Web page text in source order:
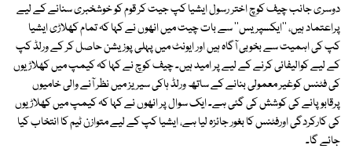
دوسری جانب چیف کوچ اختر رسول ایشیا کپ جیت کر قوم کو خوشخبری سنانے کے لیے
پراعتماد ہیں، ''ایکسپریس'' سے بات چیت میں انھوں نے کہا کہ تمام کھلاڑی ایشیا
کپ کی اہمیت سے بخوبی آگاہ ہیں اور ایونٹ میں پہلی پوزیشن حاصل کر کے ورلڈ کپ
کے لیے کوالیفائی کرنے کے لیے پر امید ہیں۔ چیف کوچ نے کہا کہ کیمپ میں کھلاڑیوں
کی فٹنس کوغیر معمولی بنانے کے ساتھ ورلڈ ہاکی سیریز میں نظر آنے والی خامیوں
پرقابوپانے کی کوشش کی گئی ہے۔ ایک سوال پر انھوں نے کہا کہ کیمپ میں کھلاڑیوں
کی کارکردگی اورفٹنس کا بغور جائزہ لیا ہے، ایشیا کپ کے لیے متوازن ٹیم کا انتخاب کیا
جائے گا۔